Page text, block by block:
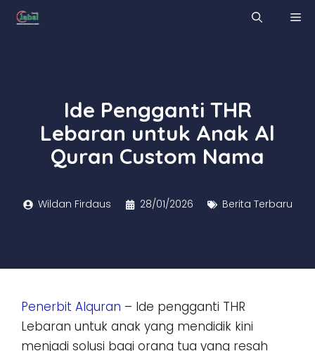
Skip
Ide Pengganti THR
Lebaran untuk Anak Al
Quran Custom Nama
Wildan Firdaus 28/01/2026 Berita Terbaru
Penerbit Alquran – Ide pengganti THR
Lebaran untuk anak yang mendidik kini
menjadi solusi bagi orang tua yang resah